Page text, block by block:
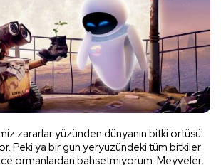
zararlar yüzünden dünyanın bitki örtüsü
Peki ya bir gün yeryüzündeki tüm bitkiler
ormanlardan bahsetmiyorum. Meyveler,